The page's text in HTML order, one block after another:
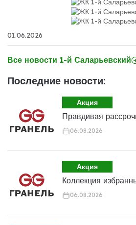
01.06.2026
Все новости 1-й Саларьевский
Последние новости:
Акция
Правдивая
06.08.2026
Акция
Коллекция
06.08.2026